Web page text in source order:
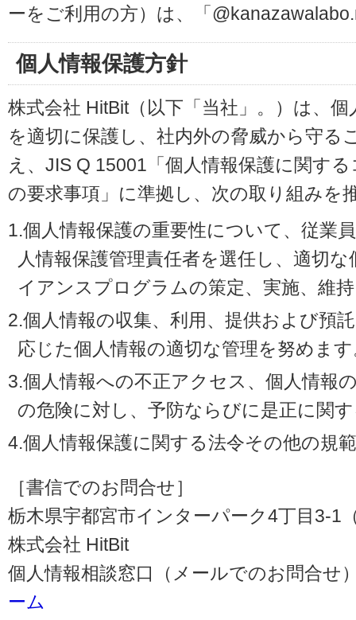
ーをご利用の方）は、「
個人情報保護方針
株式会社 HitBit（以下「当社」。）は、
を適切に保護し、社内外の脅威から守る
え、JIS Q 15001「個人情報保護に関す
の要求事項」に準拠し、次の取り組みを
1.個人情報保護の重要性について、従業
人情報保護管理責任者を選任し、適切
イアンスプログラムの策定、実施、維
2.個人情報の収集、利用、提供および預
応じた個人情報の適切な管理を努めま
3.個人情報への不正アクセス、個人情報
の危険に対し、予防ならびに是正に関
4.個人情報保護に関する法令その他の規
［書信でのお問合せ］
栃木県宇都宮市インターパーク4丁目3-1
株式会社 HitBit
個人情報相談窓口（メールでのお問合せ
ーム